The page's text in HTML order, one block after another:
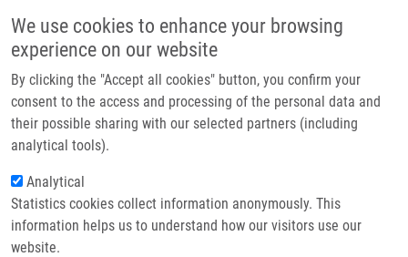
We use cookies to enhance your browsing
experience on our website
By clicking the "Accept all cookies" button, you confirm your
consent to the access and processing of the personal data and
their possible sharing with our selected partners (including
analytical tools).
Analytical
Statistics cookies collect information anonymously. This
information helps us to understand how our visitors use our
website.
Main
Domů
Partner institutions
Technologie a služby
Kontakt
Drobečková navigace
Domů Kutlushina Alina
Kutlushina Alina